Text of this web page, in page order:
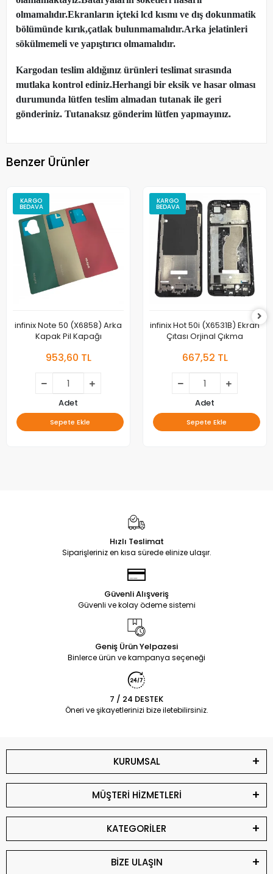
olmamalıdır.Ekranların içteki lcd kısmı ve dış dokunmatik
bölümünde kırık,çatlak bulunmamalıdır.Arka jelatinleri
sökülmemeli ve yapıştırıcı olmamalıdır.
Kargodan teslim aldığınız ürünleri teslimat sırasında
mutlaka kontrol ediniz.Herhangi bir eksik ve hasar olması
durumunda lütfen teslim almadan tutanak ile geri
gönderiniz. Tutanaksız gönderim lütfen yapmayınız.
Benzer Ürünler
KARGO
BEDAVA
infinix Note 50 (X6858) Arka
Kapak Pil Kapağı
953,60 TL
Adet
Sepete Ekle
KARGO
BEDAVA
infinix Hot 50i (X6531B) Ekran
Çıtası Orjinal Çıkma
667,52 TL
Adet
Sepete Ekle
Hızlı Teslimat
Siparişleriniz en kısa sürede elinize ulaşır.
Güvenli Alışveriş
Güvenli ve kolay ödeme sistemi
Geniş Ürün Yelpazesi
Binlerce ürün ve kampanya seçeneği
7 / 24 DESTEK
Öneri ve şikayetlerinizi bize iletebilirsiniz.
KURUMSAL
MÜŞTERİ HİZMETLERİ
KATEGORİLER
BİZE ULAŞIN